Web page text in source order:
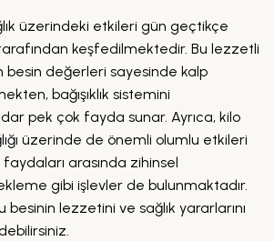
üzerindeki etkileri gün geçtikçe
keşfedilmektedir. Bu lezzetli
besin değerleri sayesinde kalp
bağışıklık sistemini
pek çok fayda sunar. Ayrıca, kilo
üzerinde de önemli olumlu etkileri
faydaları arasında zihinsel
gibi işlevler de bulunmaktadır.
besinin lezzetini ve sağlık yararlarını